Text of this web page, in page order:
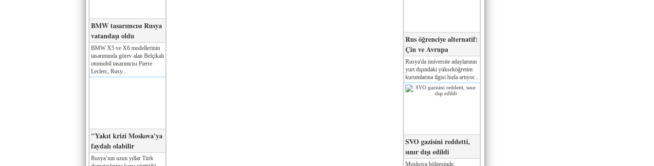
BMW tasarımcısı Rusya
vatandaşı oldu
BMW X5 ve X6 modellerinin
tasarımında görev alan Belçikalı
otomobil tasarımcısı Pierre
Leclerc, Rusy...
"Yakıt krizi Moskova'ya
faydalı olabilir
Rusya’nın uzun yıllar Türk
Rus öğrenciye alternatif:
Çin ve Avrupa
Rusya'da üniversite adaylarının
yurt dışındaki yükseköğretim
kurumlarına ilgisi hızla artıyor...
SVO gazisini reddetti,
sınır dışı edildi
Moskova bölgesinde,